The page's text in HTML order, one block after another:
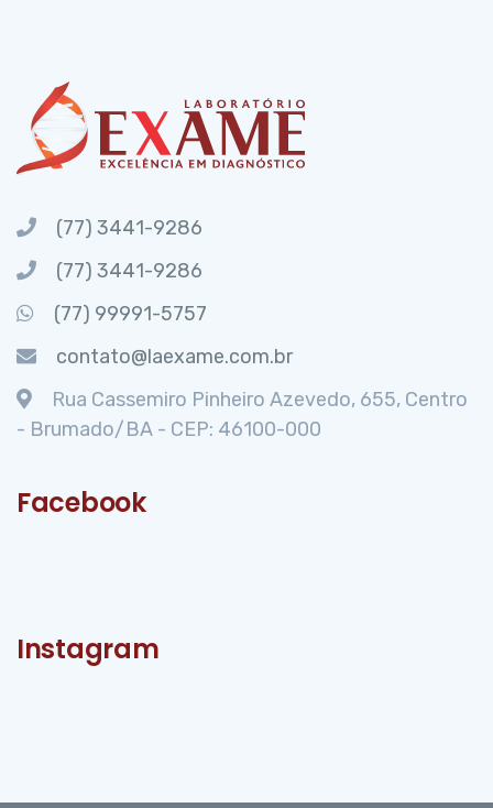
(77) 3441-9286
(77) 3441-9286
(77) 99991-5757
contato@laexame.com.br
Rua Cassemiro Pinheiro Azevedo, 655, Centro
- Brumado/BA - CEP: 46100-000
Facebook
Instagram